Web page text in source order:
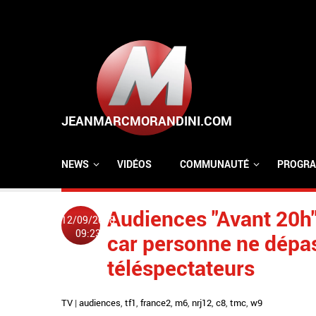
NEWS VIDÉOS COMMUNAUTÉ
12/09/2018
09:23
Audiences "Avant
car personne ne
téléspectateurs
TV | audiences, tf1, france2, m6, nrj12, c8, tmc, w9